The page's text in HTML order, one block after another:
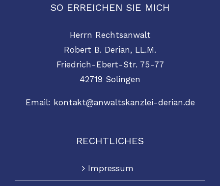
SO ERREICHEN SIE MICH
Herrn Rechtsanwalt
Robert B. Derian, LL.M.
Friedrich-Ebert-Str. 75-77
42719 Solingen
Email: kontakt@anwaltskanzlei-derian.de
RECHTLICHES
Impressum